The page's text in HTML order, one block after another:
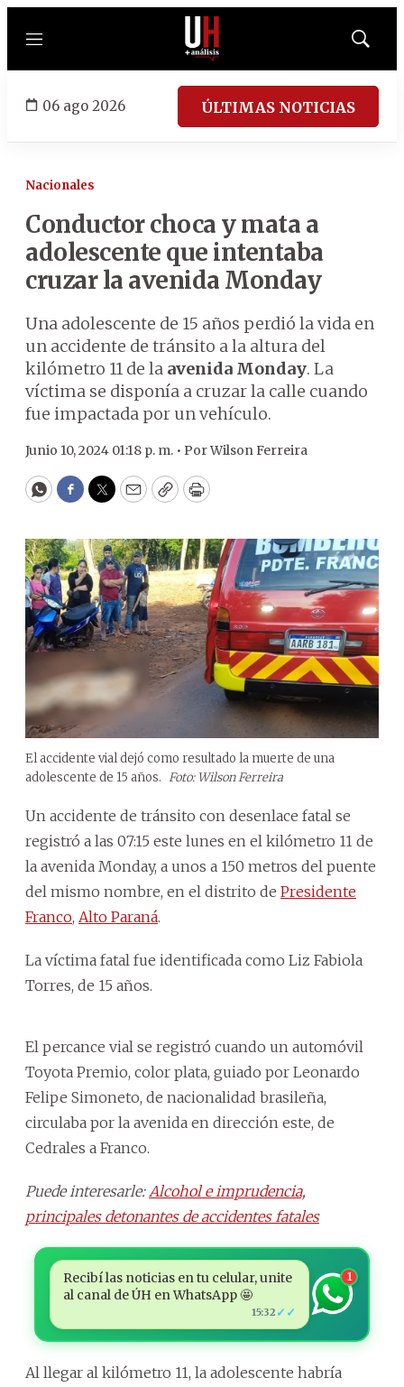
Menú
Mostrar
06 ago 2026 ÚLTIMAS NOTICIAS
Nacionales
Conductor choca y mata a
adolescente que intentaba
cruzar la avenida Monday
Una adolescente de 15 años perdió la vida en
un accidente de tránsito a la altura del
kilómetro 11 de la avenida Monday. La
víctima se disponía a cruzar la calle cuando
fue impactada por un vehículo.
Junio 10, 2024 01:18 p. m. • PorWilson Ferreira
WhatsApp
Facebook
Twitter
EmailCopyPrint
El accidente vial dejó como resultado la muerte de una
adolescente de 15 años. Foto: Wilson Ferreira
Un accidente de tránsito con desenlace fatal se
registró a las 07:15 este lunes en el kilómetro 11 de
la avenida Monday, a unos a 150 metros del puente
del mismo nombre, en el distrito de Presidente
Franco, Alto Paraná.
La víctima fatal fue identificada como Liz Fabiola
Torres, de 15 años.
El percance vial se registró cuando un automóvil
Toyota Premio, color plata, guiado por Leonardo
Felipe Simoneto, de nacionalidad brasileña,
circulaba por la avenida en dirección este, de
Cedrales a Franco.
Puede interesarle: Alcohol e imprudencia,
principales detonantes de accidentes fatales
Recibí las noticias en tu celular, unite
al canal de ÚH en WhatsApp 🤩
15:32 ✓✓
1
Al llegar al kilómetro 11, la adolescente habría